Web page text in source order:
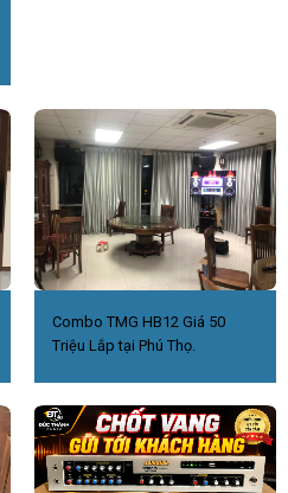
Combo TMG HB12 Giá 50
Triệu Lắp tại Phú Thọ.